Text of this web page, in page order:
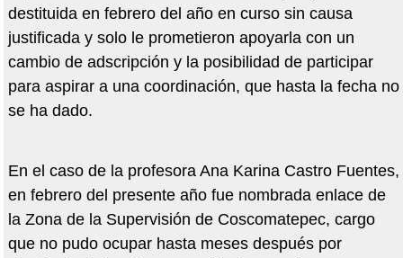
destituida en febrero del año en curso sin causa
justificada y solo le prometieron apoyarla con un
cambio de adscripción y la posibilidad de participar
para aspirar a una coordinación, que hasta la fecha no
se ha dado.
En el caso de la profesora Ana Karina Castro Fuentes,
en febrero del presente año fue nombrada enlace de
la Zona de la Supervisión de Coscomatepec, cargo
que no pudo ocupar hasta meses después por